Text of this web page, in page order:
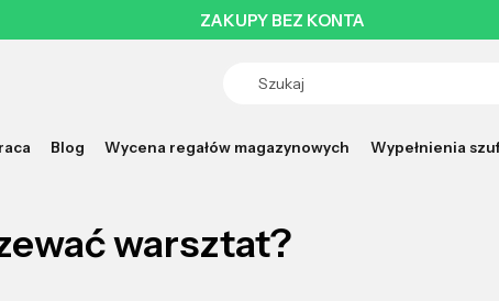
ZAKUPY BEZ KONTA
Blog Wycena regałów magazynowych Wypełnienia
warsztat?